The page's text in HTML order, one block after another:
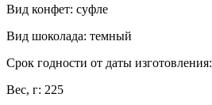
Вид конфет: суфле
Вид шоколада: темный
Срок годности от даты изготовления:
Вес, г: 225